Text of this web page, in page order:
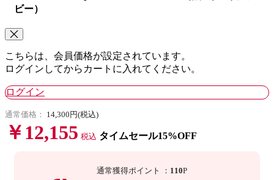
ビー）
こちらは、会員価格が設定されています。
ログインしてからカートに入れてください。
ログイン
通常価格： 14,300円(税込)
￥12,155 税込 タイムセール15%OFF
通常獲得ポイント ： 110P